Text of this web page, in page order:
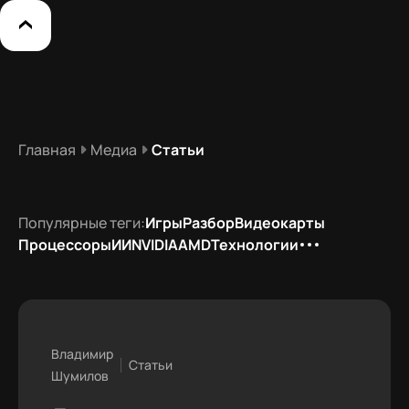
Главная Медиа Статьи
Популярные теги:ИгрыРазборВидеокарты
ПроцессорыИИNVIDIAAMDТехнологии
Владимир
Шумилов
Статьи